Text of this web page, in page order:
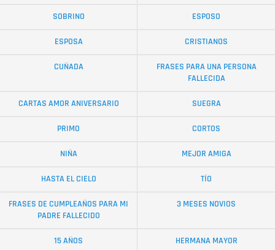
SOBRINO ESPOSO
ESPOSA CRISTIANOS
CUÑADA
FRASES PARA UNA PERSONA
FALLECIDA
CARTAS AMOR ANIVERSARIO SUEGRA
PRIMO CORTOS
NIÑA MEJOR AMIGA
HASTA EL CIELO TÍO
FRASES DE CUMPLEAÑOS PARA MI
PADRE FALLECIDO
3 MESES NOVIOS
15 AÑOS HERMANA MAYOR